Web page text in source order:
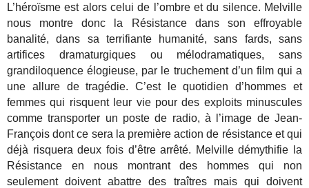
L’héroïsme est alors celui de l’ombre et du silence. Melville
nous montre donc la Résistance dans son effroyable
banalité, dans sa terrifiante humanité, sans fards, sans
artifices dramaturgiques ou mélodramatiques, sans
grandiloquence élogieuse, par le truchement d’un film qui a
une allure de tragédie. C’est le quotidien d’hommes et
femmes qui risquent leur vie pour des exploits minuscules
comme transporter un poste de radio, à l’image de Jean-
François dont ce sera la première action de résistance et qui
déjà risquera deux fois d’être arrêté. Melville démythifie la
Résistance en nous montrant des hommes qui non
seulement doivent abattre des traîtres mais qui doivent